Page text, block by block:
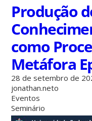
Produção
como
Metáfora
28 de setembro de
jonathan.neto
Eventos
Seminário